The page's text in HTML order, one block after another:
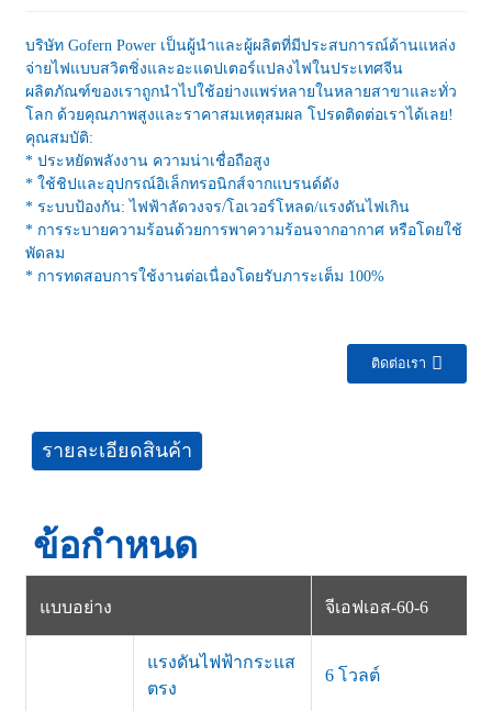
บริษัท Gofern Power เป็นผู้นำและผู้ผลิตที่มีประสบการณ์ด้านแหล่ง
จ่ายไฟแบบสวิตชิ่งและอะแดปเตอร์แปลงไฟในประเทศจีน
ผลิตภัณฑ์ของเราถูกนำไปใช้อย่างแพร่หลายในหลายสาขาและทั่ว
โลก ด้วยคุณภาพสูงและราคาสมเหตุสมผล โปรดติดต่อเราได้เลย!
คุณสมบัติ:
* ประหยัดพลังงาน ความน่าเชื่อถือสูง
* ใช้ชิปและอุปกรณ์อิเล็กทรอนิกส์จากแบรนด์ดัง
* ระบบป้องกัน: ไฟฟ้าลัดวงจร/โอเวอร์โหลด/แรงดันไฟเกิน
* การระบายความร้อนด้วยการพาความร้อนจากอากาศ หรือโดยใช้
พัดลม
* การทดสอบการใช้งานต่อเนื่องโดยรับภาระเต็ม 100%
ติดต่อเรา
รายละเอียดสินค้า
ข้อกำหนด
แบบอย่าง จีเอฟเอส-60-6
แรงดันไฟฟ้ากระแส
ตรง
6 โวลต์